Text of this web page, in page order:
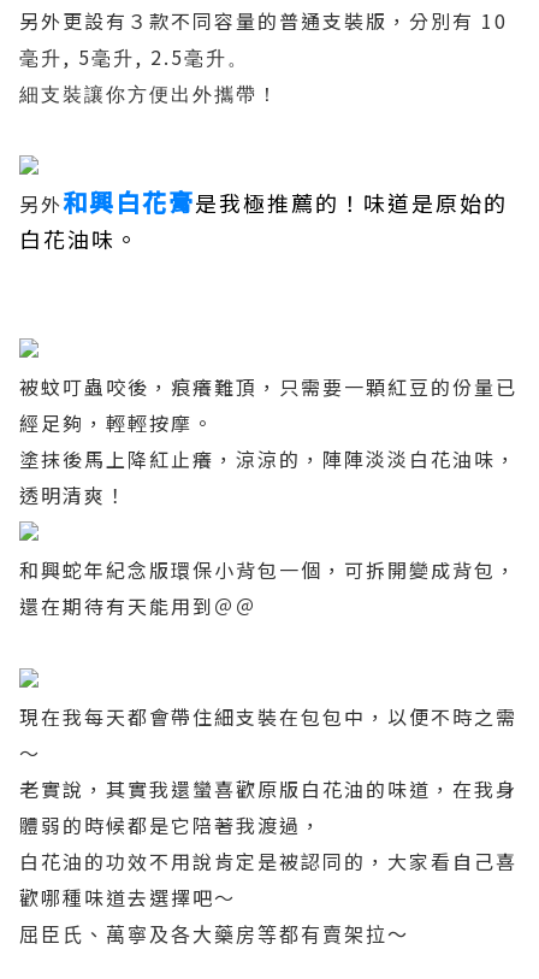
另外更設有３款不同容量的普通支裝版，分別有 10
毫升, 5毫升, 2.5毫升。
細支裝讓你方便出外攜帶！
另外和興白花膏是我極推薦的！味道是原始的
白花油味。
被蚊叮蟲咬後，痕癢難頂，只需要一顆紅豆的份量已
經足夠，輕輕按摩。
塗抹後馬上降紅止癢，涼涼的，陣陣淡淡白花油味，
透明清爽！
和興蛇年紀念版環保小背包一個，可拆開變成背包，
還在期待有天能用到＠＠
現在我每天都會帶住細支裝在包包中，以便不時之需
～
老實說，其實我還蠻喜歡原版白花油的味道，在我身
體弱的時候都是它陪著我渡過，
白花油的功效不用說肯定是被認同的，大家看自己喜
歡哪種味道去選擇吧～
屈臣氏、萬寧及各大藥房等都有賣架拉～